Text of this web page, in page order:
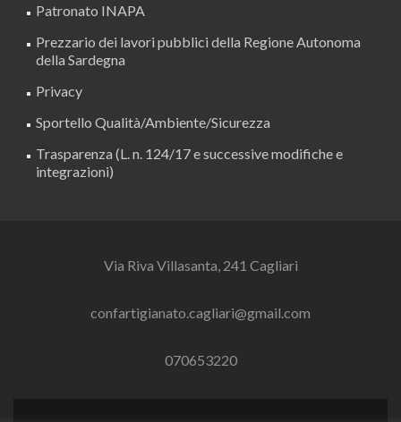
Patronato INAPA
Prezzario dei lavori pubblici della Regione Autonoma
della Sardegna
Privacy
Sportello Qualità/Ambiente/Sicurezza
Trasparenza (L. n. 124/17 e successive modifiche e
integrazioni)
Via Riva Villasanta, 241 Cagliari
confartigianato.cagliari@gmail.com
070653220